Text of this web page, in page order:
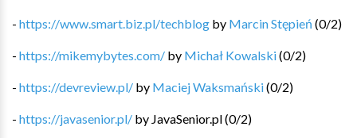
- https://www.smart.biz.pl/techblog by Marcin Stępień (0/2)
- https://mikemybytes.com/ by Michał Kowalski(0/2)
- https://devreview.pl/ by Maciej Waksmański(0/2)
- https://javasenior.pl/ by JavaSenior.pl(0/2)